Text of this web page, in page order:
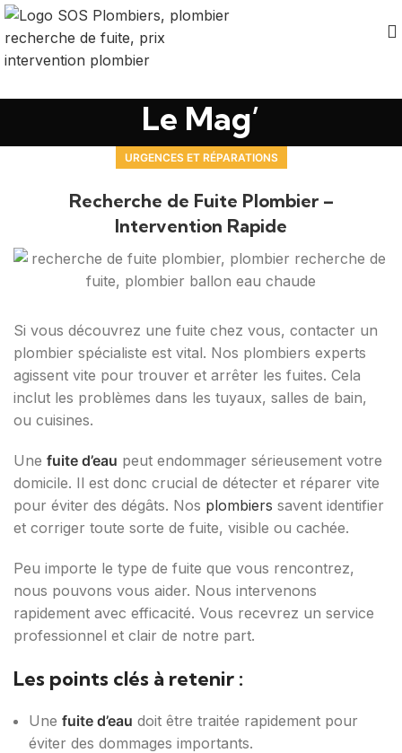
Le Mag’
URGENCES ET RÉPARATIONS
Recherche de Fuite Plombier –
Intervention Rapide
Si vous découvrez une fuite chez vous, contacter un
plombier spécialiste est vital. Nos plombiers experts
agissent vite pour trouver et arrêter les fuites. Cela
inclut les problèmes dans les tuyaux, salles de bain,
ou cuisines.
Une fuite d’eau peut endommager sérieusement votre
domicile. Il est donc crucial de détecter et réparer vite
pour éviter des dégâts. Nos plombiers savent identifier
et corriger toute sorte de fuite, visible ou cachée.
Peu importe le type de fuite que vous rencontrez,
nous pouvons vous aider. Nous intervenons
rapidement avec efficacité. Vous recevrez un service
professionnel et clair de notre part.
Les points clés à retenir :
Une fuite d’eau doit être traitée rapidement pour
éviter des dommages importants.